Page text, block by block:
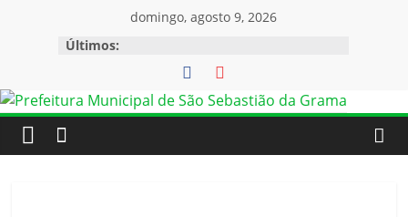
domingo, agosto 9, 2026
Últimos: